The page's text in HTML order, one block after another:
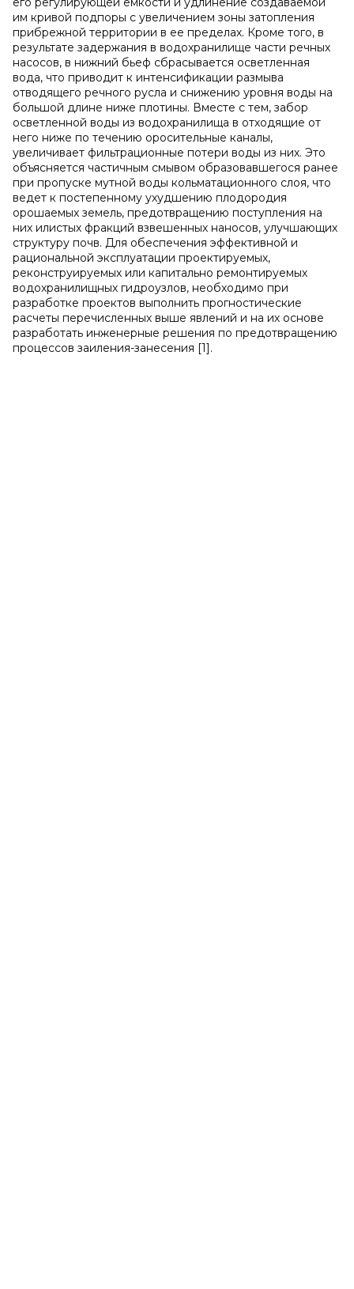
им кривой подпоры с увеличением зоны затопления
прибрежной территории в ее пределах. Кроме того, в
результате задержания в водохранилище части речных
насосов, в нижний бьеф сбрасывается осветленная
вода, что приводит к интенсификации размыва
отводящего речного русла и снижению уровня воды на
большой длине ниже плотины. Вместе с тем, забор
осветленной воды из водохранилища в отходящие от
него ниже по течению оросительные каналы,
увеличивает фильтрационные потери воды из них. Это
объясняется частичным смывом образовавшегося ранее
при пропуске мутной воды кольматационного слоя, что
ведет к постепенному ухудшению плодородия
орошаемых земель, предотвращению поступления на
них илистых фракций взвешенных наносов, улучшающих
структуру почв. Для обеспечения эффективной и
рациональной эксплуатации проектируемых,
реконструируемых или капитально ремонтируемых
водохранилищных гидроузлов, необходимо при
разработке проектов выполнить прогностические
расчеты перечисленных выше явлений и на их основе
разработать инженерные решения по предотвращению
процессов заиления-занесения [1].